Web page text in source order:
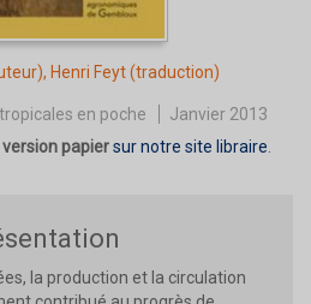
Henri Feyt(traduction)
en poche
Janvier 2013
papiersur notre site libraire.
la production et la circulation